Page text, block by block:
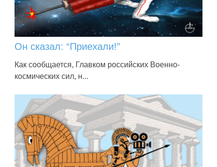
Он сказал: “Приехали!”
Как сообщается, Главком российских Военно-
космических сил, н...